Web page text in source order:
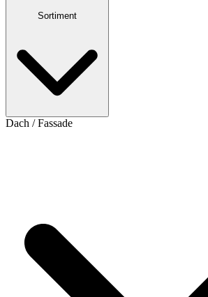
Sortiment
Dach / Fassade